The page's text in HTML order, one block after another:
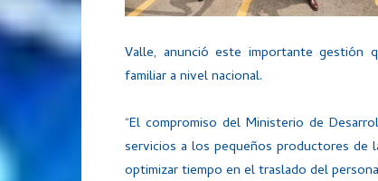
Valle, anunció este importante gestión
familiar a nivel nacional.
“El compromiso del Ministerio de
servicios a los pequeños productores de
optimizar tiempo en el traslado del